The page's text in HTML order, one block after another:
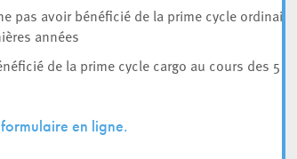
avoir bénéficié de la prime cycle ordinaire
années
de la prime cycle cargo au cours des 5
formulaire en ligne.